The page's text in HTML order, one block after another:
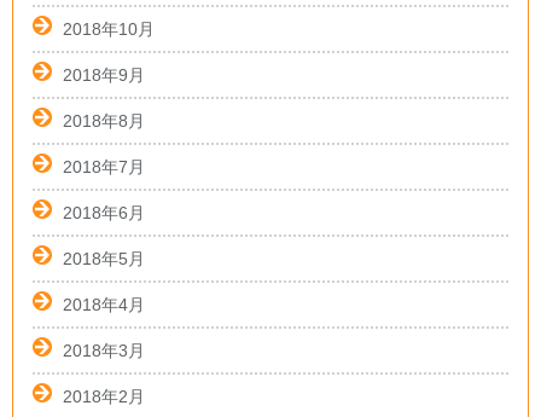
2018年10月
2018年9月
2018年8月
2018年7月
2018年6月
2018年5月
2018年4月
2018年3月
2018年2月